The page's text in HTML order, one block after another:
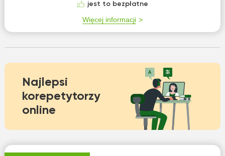
jest to bezpłatne
Więcej informacji
Najlepsi
korepetytorzy
online